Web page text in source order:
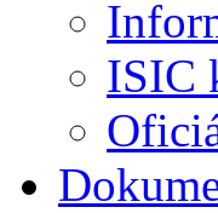
ISIC